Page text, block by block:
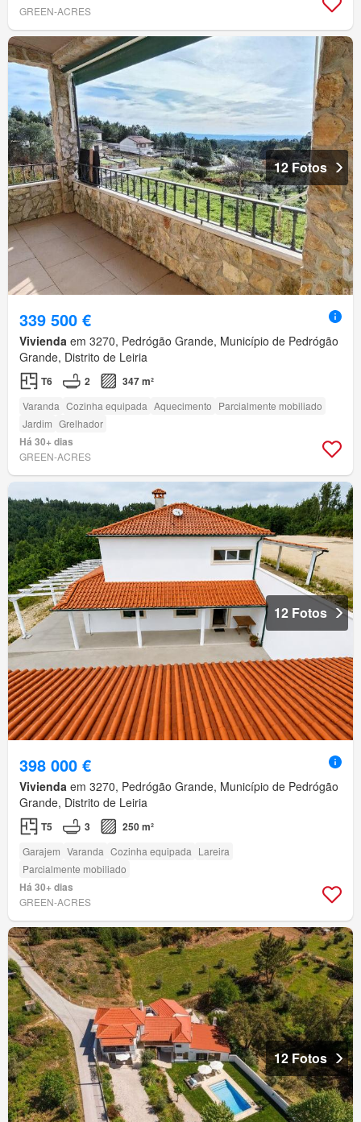
GREEN-ACRES
12 Fotos
339 500 €
Vivienda em 3270, Pedrógão Grande, Município de Pedrógão
Grande, Distrito de Leiria
T6 2 347 m²
Varanda Cozinha equipada Aquecimento Parcialmente mobiliado
Jardim Grelhador
Há 30+ dias
GREEN-ACRES
12 Fotos
398 000 €
Vivienda em 3270, Pedrógão Grande, Município de Pedrógão
Grande, Distrito de Leiria
T5 3 250 m²
Garajem Varanda Cozinha equipada Lareira
Parcialmente mobiliado
Há 30+ dias
GREEN-ACRES
12 Fotos